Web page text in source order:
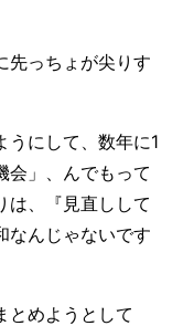
先っちょが尖りす
うにして、数年に1
会」、んでもって
は、『見直しして
なんじゃないです
とめようとして